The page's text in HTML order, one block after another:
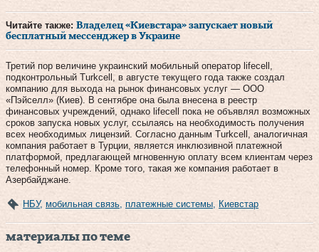
Читайте также: Владелец «Киевстара» запускает новый
бесплатный мессенджер в Украине
Третий пор величине украинский мобильный оператор lifecell,
подконтрольный Turkcell, в августе текущего года также создал
компанию для выхода на рынок финансовых услуг — ООО
«Пэйселл» (Киев). В сентябре она была внесена в реестр
финансовых учреждений, однако lifecell пока не объявлял возможных
сроков запуска новых услуг, ссылаясь на необходимость получения
всех необходимых лицензий. Согласно данным Turkcell, аналогичная
компания работает в Турции, является инклюзивной платежной
платформой, предлагающей мгновенную оплату всем клиентам через
телефонный номер. Кроме того, такая же компания работает в
Азербайджане.
НБУ, мобильная связь платежные системы Киевстар
материалы по теме